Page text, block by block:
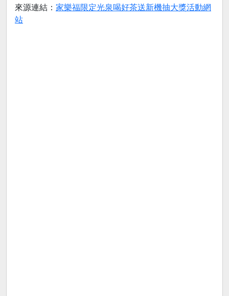
來源連結： 家樂福限定光泉喝好茶送新機抽大獎活動網
站